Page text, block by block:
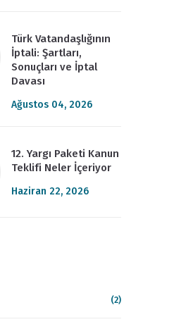
Türk Vatandaşlığının
İptali: Şartları,
Sonuçları ve İptal
Davası
Ağustos 04, 2026
12. Yargı Paketi Kanun
Teklifi Neler İçeriyor
Haziran 22, 2026
(2)